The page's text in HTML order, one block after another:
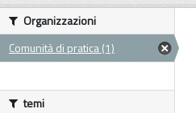
Organizzazioni
Comunità di pratica (1)
temi